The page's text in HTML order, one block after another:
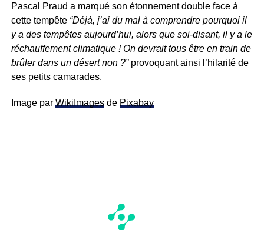
Pascal Praud a marqué son étonnement double face à
cette tempête “Déjà, j’ai du mal à comprendre pourquoi il
y a des tempêtes aujourd’hui, alors que soi-disant, il y a le
réchauffement climatique ! On devrait tous être en train de
brûler dans un désert non ?” provoquant ainsi l’hilarité de
ses petits camarades.
Image par WikiImagesde Pixabay